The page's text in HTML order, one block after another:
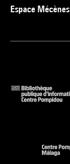
Espace Mécènes